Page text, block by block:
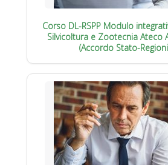
Corso DL-RSPP Modulo
Silvicoltura e Zootecnia Ateco
(Accordo Stato-